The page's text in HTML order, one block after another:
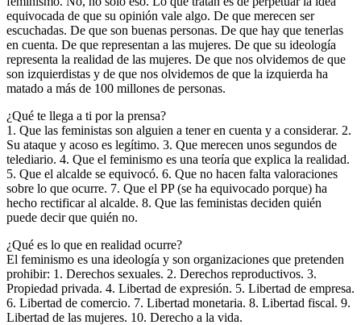
equivocada de que su opinión vale algo. De que merecen ser
escuchadas. De que son buenas personas. De que hay que tenerlas
en cuenta. De que representan a las mujeres. De que su ideología
representa la realidad de las mujeres. De que nos olvidemos de que
son izquierdistas y de que nos olvidemos de que la izquierda ha
matado a más de 100 millones de personas.
¿Qué te llega a ti por la prensa?
1. Que las feministas son alguien a tener en cuenta y a considerar. 2.
Su ataque y acoso es legítimo. 3. Que merecen unos segundos de
telediario. 4. Que el feminismo es una teoría que explica la realidad.
5. Que el alcalde se equivocó. 6. Que no hacen falta valoraciones
sobre lo que ocurre. 7. Que el PP (se ha equivocado porque) ha
hecho rectificar al alcalde. 8. Que las feministas deciden quién
puede decir que quién no.
¿Qué es lo que en realidad ocurre?
El feminismo es una ideología y son organizaciones que pretenden
prohibir: 1. Derechos sexuales. 2. Derechos reproductivos. 3.
Propiedad privada. 4. Libertad de expresión. 5. Libertad de empresa.
6. Libertad de comercio. 7. Libertad monetaria. 8. Libertad fiscal. 9.
Libertad de las mujeres. 10. Derecho a la vida.